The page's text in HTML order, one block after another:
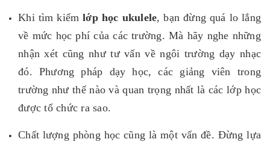
Khi tìm kiếm lớp học ukulele, bạn đừng quá lo lắng
về mức học phí của các trường. Mà hãy nghe những
nhận xét cũng như tư vấn về ngôi trường dạy nhạc
đó. Phương pháp dạy học, các giảng viên trong
trường như thế nào và quan trọng nhất là các lớp học
được tổ chức ra sao.
Chất lượng phòng học cũng là một vấn đề. Đừng lựa